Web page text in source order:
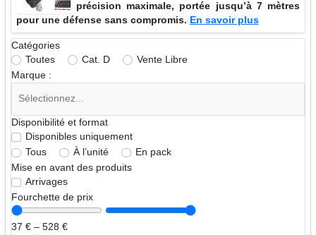
précision maximale, portée jusqu’à 7 mètres
pour une défense sans compromis. En savoir plus
Catégories
Toutes
Cat. D
Vente Libre
Marque :
Disponibilité et format
Disponibles uniquement
Tous
À l’unité
En pack
Mise en avant des produits
Arrivages
Fourchette de prix
37 € – 528 €